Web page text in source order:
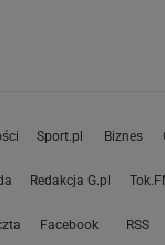
Sport.pl Biznes
Redakcja G.pl
Facebook RSS